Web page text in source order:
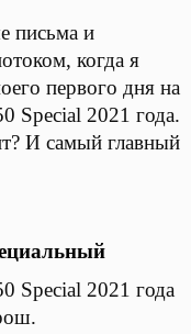
письма и
когда я
первого дня на
Special 2021 года.
И самый главный
Special 2021 года